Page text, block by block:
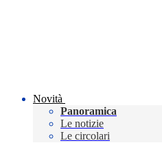
Novità
Panoramica
Le notizie
Le circolari